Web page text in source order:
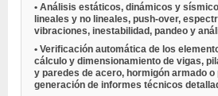
• Análisis estáticos, dinámicos y
lineales y no lineales, push-over,
vibraciones, inestabilidad, pandeo y
• Verificación automática de los
cálculo y dimensionamiento de vigas,
y paredes de acero, hormigón armado
generación de informes técnicos